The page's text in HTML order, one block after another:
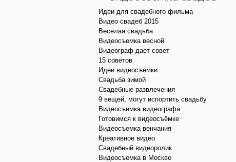
Идеи для свадебного фильма
Видео свадеб 2015
Веселая свадьба
Видеосъемка весной
Видеограф дает совет
15 советов
Идеи видеосъёмки
Свадьба зимой
Свадебные развлечения
9 вещей, могут испортить свадьбу
Видеосъемка видеографа
Готовимся к видеосъёмке
Видеосъемка венчания
Креативное видео
Свадебный видеоролик
Видеосъемка в Москве